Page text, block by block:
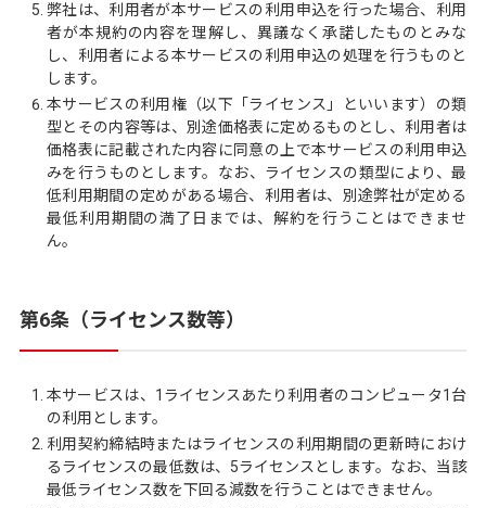
弊社は、利用者が本サービスの利用申込を行った場合、利用
者が本規約の内容を理解し、異議なく承諾したものとみな
し、利用者による本サービスの利用申込の処理を行うものと
します。
本サービスの利用権（以下「ライセンス」といいます）の類
型とその内容等は、別途価格表に定めるものとし、利用者は
価格表に記載された内容に同意の上で本サービスの利用申込
みを行うものとします。なお、ライセンスの類型により、最
低利用期間の定めがある場合、利用者は、別途弊社が定める
最低利用期間の満了日までは、解約を行うことはできませ
ん。
第6条（ライセンス数等）
本サービスは、1ライセンスあたり利用者のコンピュータ1台
の利用とします。
利用契約締結時またはライセンスの利用期間の更新時におけ
るライセンスの最低数は、5ライセンスとします。なお、当該
最低ライセンス数を下回る減数を行うことはできません。